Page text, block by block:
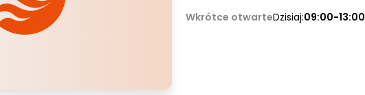
Wkrótce otwarteDzisiaj:09:00-13:00